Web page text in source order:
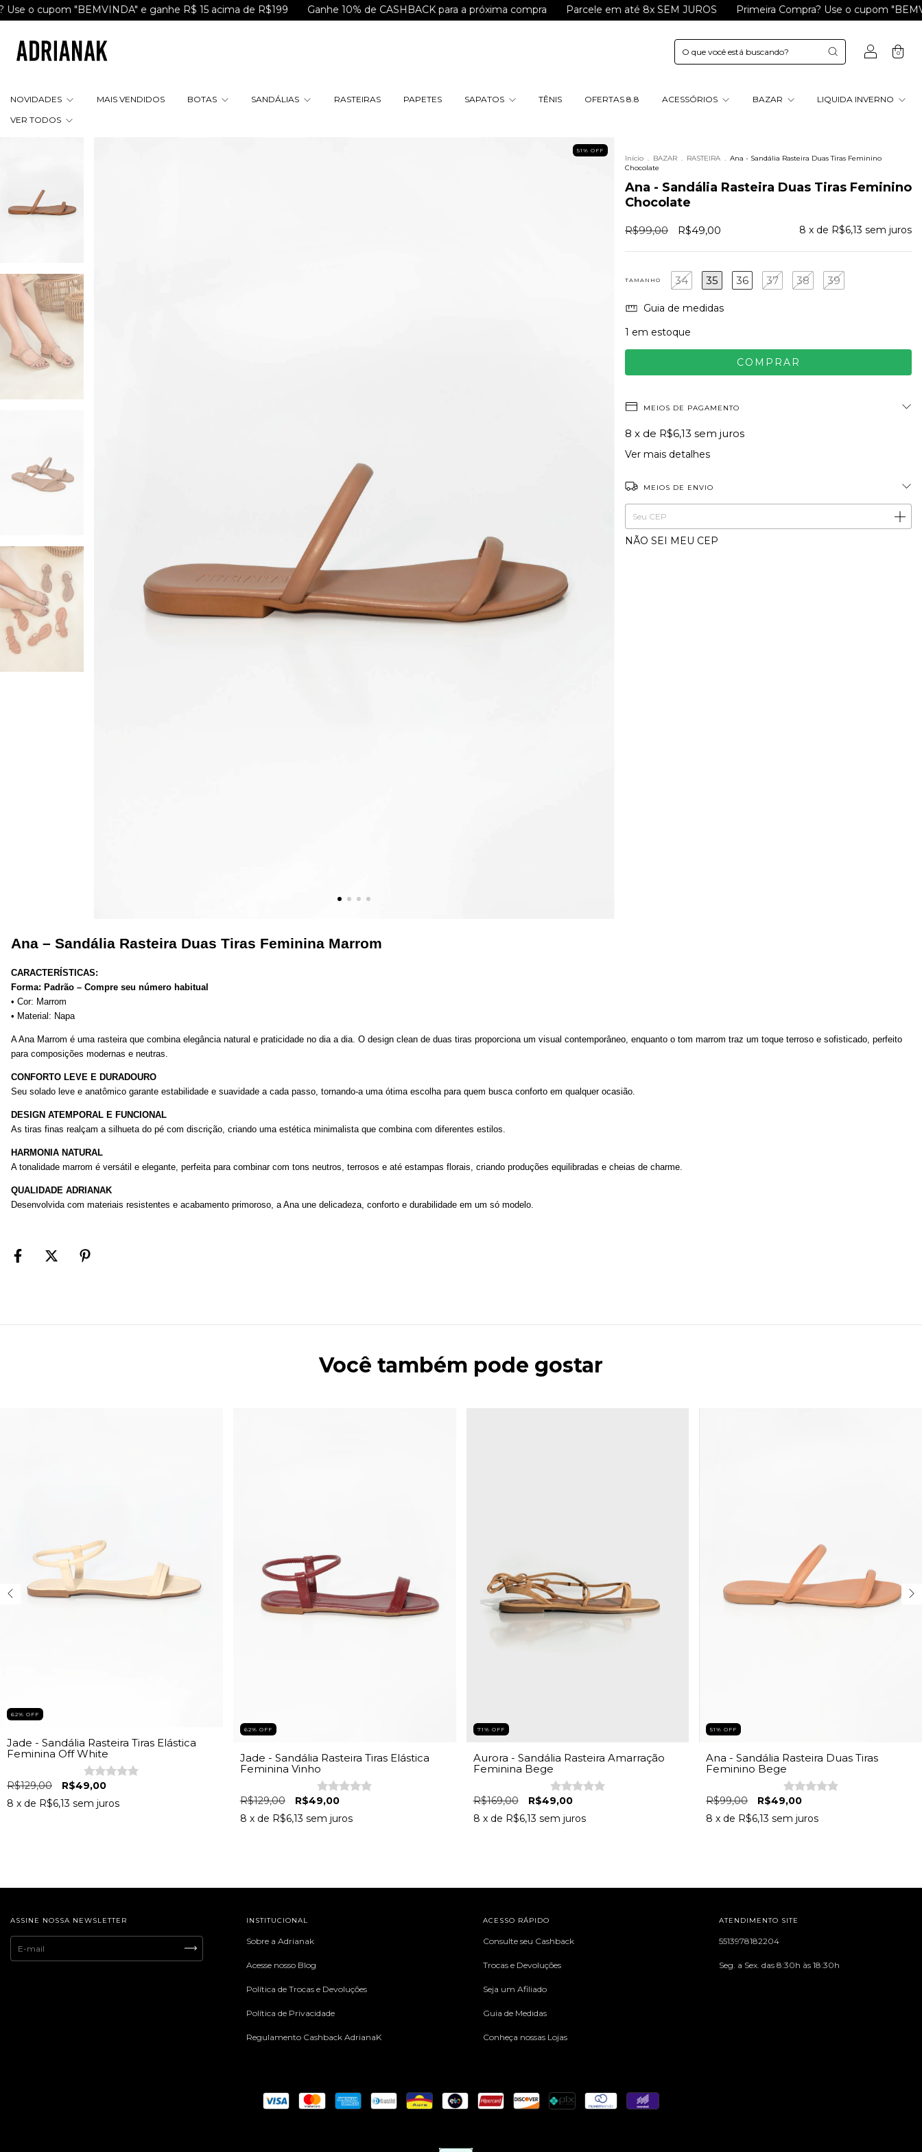
"BEMVINDA" e ganhe R$ 15 acima de R$199 Ganhe 10% de CASHBACK para a próxima compra Parcele em até 8x SEM JUROS Primeira Compra? Use o cupom "BEMVINDA"
0
NOVIDADES MAIS VENDIDOS BOTAS SANDÁLIAS RASTEIRAS PAPETES SAPATOS TÊNIS OFERTAS 8.8 ACESSÓRIOS BAZAR
LIQUIDA INVERNO
VER TODOS
51 % OFF
Início . BAZAR . RASTEIRA . Ana - Sandália Rasteira Duas Tiras Feminino
Chocolate
Ana - Sandália Rasteira Duas Tiras Feminino
Chocolate
R$99,00 R$49,00 8 x de R$6,13 sem juros
TAMANHO 34 35 36 37 38 39
Guia de medidas
1 em estoque
MEIOS DE PAGAMENTO
8 x de R$6,13 sem juros
Ver mais detalhes
MEIOS DE ENVIO
Entregas para o CEP: ALTERAR CEP
NÃO SEI MEU CEP
Ana – Sandália Rasteira Duas Tiras Feminina Marrom
CARACTERÍSTICAS:
Forma: Padrão – Compre seu número habitual
• Cor: Marrom
• Material: Napa
A Ana Marrom é uma rasteira que combina elegância natural e praticidade no dia a dia. O design clean de duas tiras proporciona um visual contemporâneo, enquanto o tom marrom traz um toque terroso e sofisticado, perfeito
para composições modernas e neutras.
CONFORTO LEVE E DURADOURO
Seu solado leve e anatômico garante estabilidade e suavidade a cada passo, tornando-a uma ótima escolha para quem busca conforto em qualquer ocasião.
DESIGN ATEMPORAL E FUNCIONAL
As tiras finas realçam a silhueta do pé com discrição, criando uma estética minimalista que combina com diferentes estilos.
HARMONIA NATURAL
A tonalidade marrom é versátil e elegante, perfeita para combinar com tons neutros, terrosos e até estampas florais, criando produções equilibradas e cheias de charme.
QUALIDADE ADRIANAK
Desenvolvida com materiais resistentes e acabamento primoroso, a Ana une delicadeza, conforto e durabilidade em um só modelo.
Você também pode gostar
62% OFF
Jade - Sandália Rasteira Tiras Elástica
Feminina Off White
R$129,00
R$49,00
8 x de R$6,13 sem juros
62% OFF
Jade - Sandália Rasteira Tiras Elástica
Feminina Vinho
R$129,00
R$49,00
8 x de R$6,13 sem juros
71 % OFF
Aurora - Sandália Rasteira Amarração
Feminina Bege
R$169,00
R$49,00
8 x de R$6,13 sem juros
51%OFF
Ana - Sandália Rasteira Duas Tiras
Feminino Bege
R$99,00
R$49,00
8 x de R$6,13 sem juros
ASSINE NOSSA NEWSLETTER INSTITUCIONAL
Sobre a Adrianak
Acesse nosso Blog
Política de Trocas e Devoluções
Política de Privacidade
Regulamento Cashback AdrianaK
ACESSO RÁPIDO
Consulte seu Cashback
Trocas e Devoluções
Seja um Afiliado
Guia de Medidas
Conheça nossas Lojas
ATENDIMENTO SITE
5513978182204
Seg. a Sex. das 8:30h às 18:30h